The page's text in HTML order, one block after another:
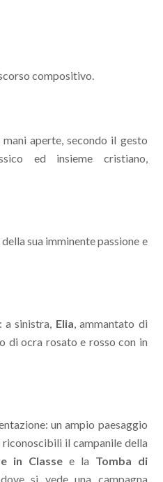
compositivo.
mani aperte, secondo il gesto
ed insieme cristiano,
sua imminente passione e
: a sinistra, Elia, ammantato di
di ocra rosato e rosso con in
un ampio paesaggio
riconoscibili il campanile della
in Classe e la Tomba di
si vede una campagna